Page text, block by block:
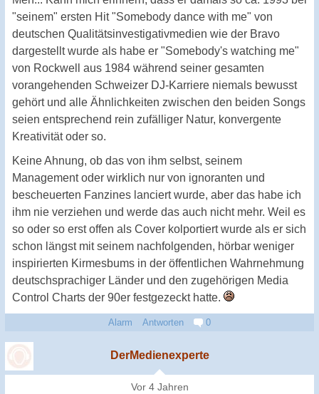
"seinem" ersten Hit "Somebody dance with me" von
deutschen Qualitätsinvestigativmedien wie der Bravo
dargestellt wurde als habe er "Somebody's watching me"
von Rockwell aus 1984 während seiner gesamten
vorangehenden Schweizer DJ-Karriere niemals bewusst
gehört und alle Ähnlichkeiten zwischen den beiden Songs
seien entsprechend rein zufälliger Natur, konvergente
Kreativität oder so.
Keine Ahnung, ob das von ihm selbst, seinem
Management oder wirklich nur von ignoranten und
bescheuerten Fanzines lanciert wurde, aber das habe ich
ihm nie verziehen und werde das auch nicht mehr. Weil es
so oder so erst offen als Cover kolportiert wurde als er sich
schon längst mit seinem nachfolgenden, hörbar weniger
inspirierten Kirmesbums in der öffentlichen Wahrnehmung
deutschsprachiger Länder und den zugehörigen Media
Control Charts der 90er festgezeckt hatte.
Alarm Antworten 0
DerMedienexperte
Vor 4 Jahren